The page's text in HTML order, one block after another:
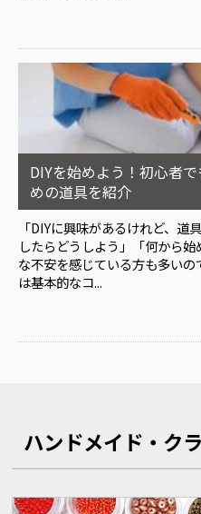
DIYを始めよう！初心者
めの道具を紹介
「DIYに興味があるけれど、
したらどうしよう」「何から
な不安を感じている方も多い
は基本的なコ...
ハンドメイド・ク